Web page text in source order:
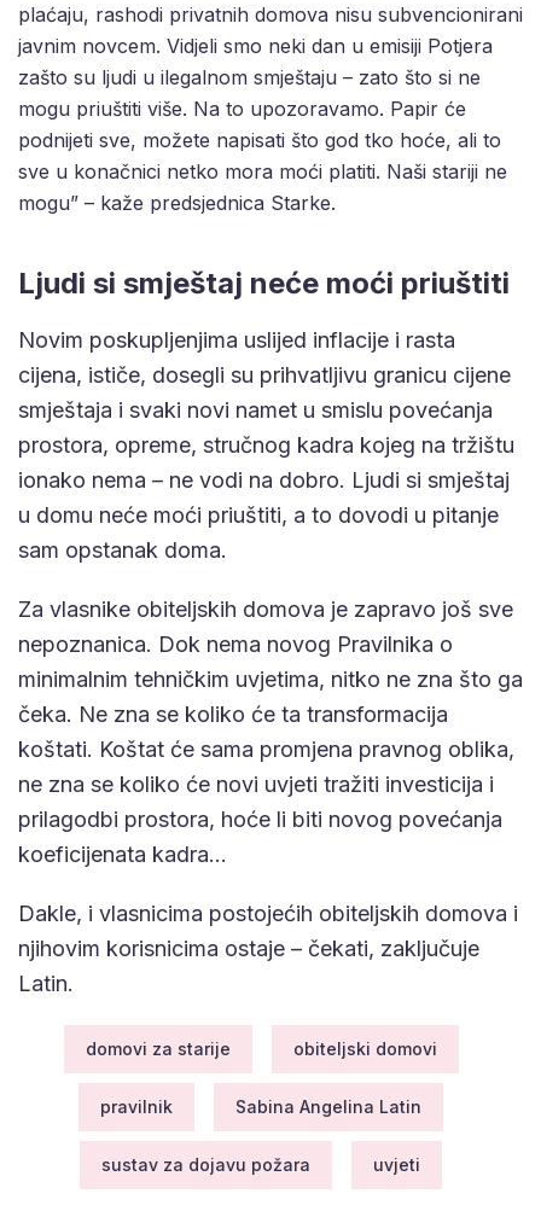
plaćaju, rashodi privatnih domova nisu subvencionirani
javnim novcem. Vidjeli smo neki dan u emisiji Potjera
zašto su ljudi u ilegalnom smještaju – zato što si ne
mogu priuštiti više. Na to upozoravamo. Papir će
podnijeti sve, možete napisati što god tko hoće, ali to
sve u konačnici netko mora moći platiti. Naši stariji ne
mogu” – kaže predsjednica Starke.
Ljudi si smještaj neće moći priuštiti
Novim poskupljenjima uslijed inflacije i rasta
cijena, ističe, dosegli su prihvatljivu granicu cijene
smještaja i svaki novi namet u smislu povećanja
prostora, opreme, stručnog kadra kojeg na tržištu
ionako nema – ne vodi na dobro. Ljudi si smještaj
u domu neće moći priuštiti, a to dovodi u pitanje
sam opstanak doma.
Za vlasnike obiteljskih domova je zapravo još sve
nepoznanica. Dok nema novog Pravilnika o
minimalnim tehničkim uvjetima, nitko ne zna što ga
čeka. Ne zna se koliko će ta transformacija
koštati. Koštat će sama promjena pravnog oblika,
ne zna se koliko će novi uvjeti tražiti investicija i
prilagodbi prostora, hoće li biti novog povećanja
koeficijenata kadra…
Dakle, i vlasnicima postojećih obiteljskih domova i
njihovim korisnicima ostaje – čekati, zaključuje
Latin.
domovi za starije obiteljski domovi
pravilnik Sabina Angelina Latin
sustav za dojavu požara uvjeti